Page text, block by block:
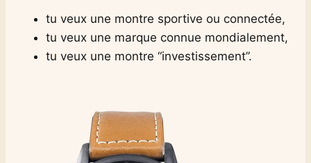
tu veux une montre sportive ou connectée,
tu veux une marque connue mondialement,
tu veux une montre “investissement”.